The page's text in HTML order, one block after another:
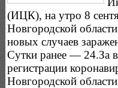
(ИЦК), на утро 8
Новгородской
новых случаев
Сутки ранее — 24.За
регистрации
Новгородской